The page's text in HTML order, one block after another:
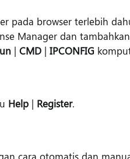
pada browser terlebih
Manager dan tambahkan
| CMD | IPCONFIG
Help | Register.
cara otomatis dan